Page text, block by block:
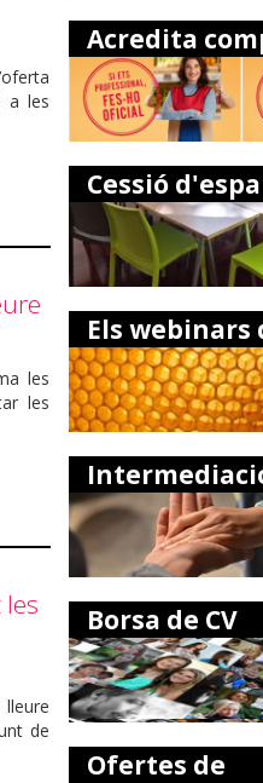
a les
les
les
de
Acredita
Cessió
Els webinars
Borsa de CV
Ofertes de